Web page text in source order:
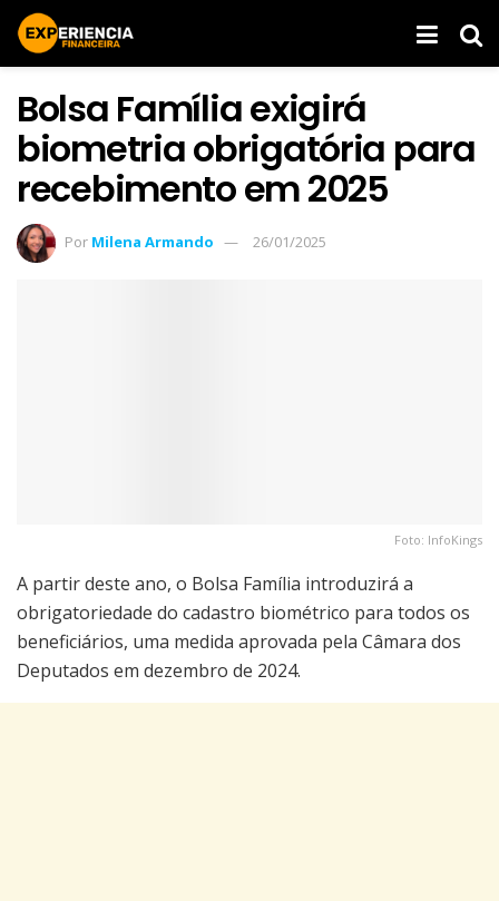
Bolsa Família exigirá
biometria obrigatória para
recebimento em 2025
Por Milena Armando 26/01/2025
Foto: InfoKings
A partir deste ano, o Bolsa Família introduzirá a
obrigatoriedade do cadastro biométrico para todos os
beneficiários, uma medida aprovada pela Câmara dos
Deputados em dezembro de 2024.